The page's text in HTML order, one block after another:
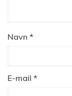
Navn *
E-mail *